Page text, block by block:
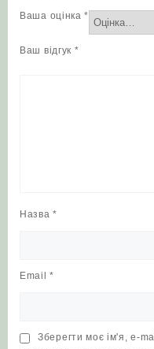
Ваша оцінка*
Ваш відгук *
Назва*
Email*
Зберегти моє ім'я, e-